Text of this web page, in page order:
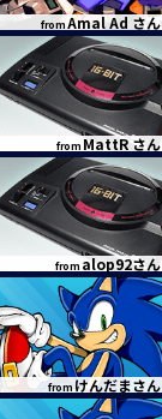
fromAmal Ad さん
from MattR さん
from alop92さん
from けんだまさん